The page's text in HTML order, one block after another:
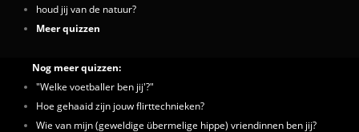
houd jij van de natuur?
Meer quizzen
Nog meer quizzen:
"Welke voetballer ben jij'?"
Hoe gehaaid zijn jouw flirttechnieken?
Wie van mijn (geweldige übermelige hippe) vriendinnen ben jij?